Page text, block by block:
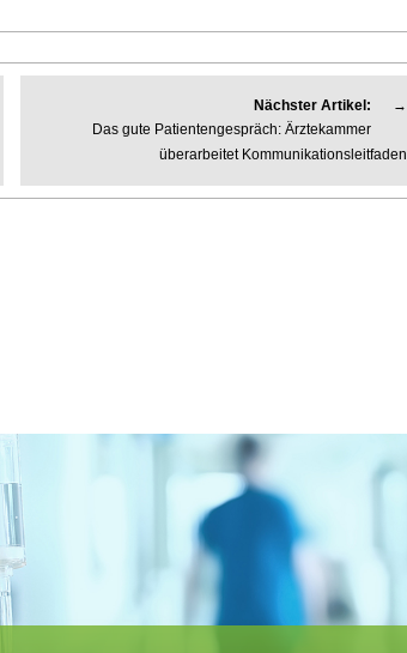
→
Nächster Artikel:
Das gute Patientengespräch: Ärztekammer
überarbeitet Kommunikationsleitfaden